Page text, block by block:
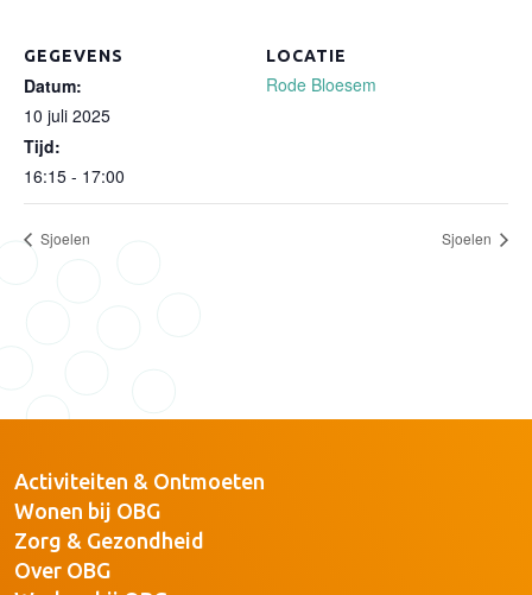
GEGEVENS
Datum:
10 juli 2025
Tijd:
16:15 - 17:00
LOCATIE
Rode Bloesem
Sjoelen Sjoelen
Activiteiten & Ontmoeten
Wonen bij OBG
Zorg & Gezondheid
Over OBG